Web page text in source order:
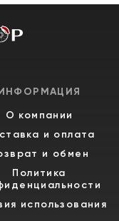
О компании
и оплата
и обмен
Политика
использования